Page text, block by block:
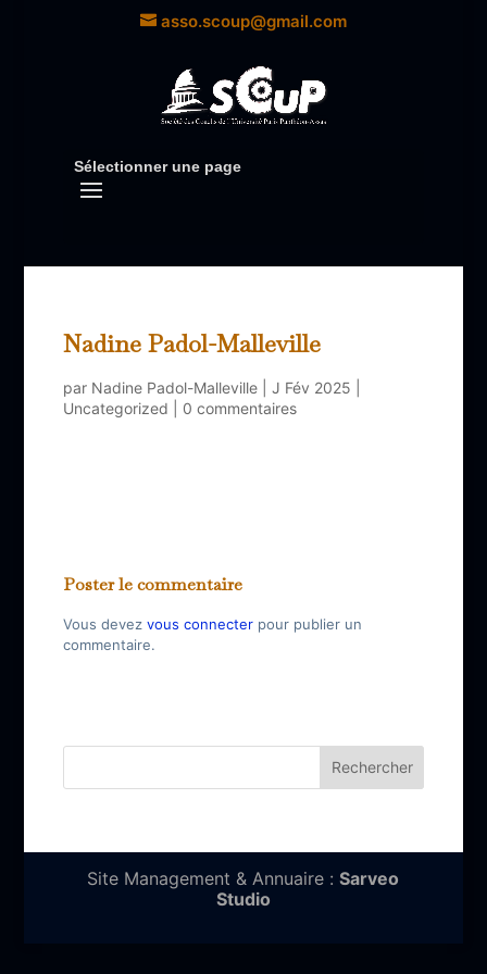
asso.scoup@gmail.com
Sélectionner une page
Nadine Padol-Malleville
par Nadine Padol-Malleville| J Fév 2025
Uncategorized
0 commentaires
Poster le commentaire
Vous devez vous connecterpour publier un
commentaire.
Site Management & Annuaire :Sarveo
Studio